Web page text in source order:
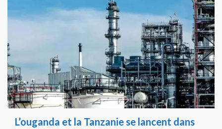
L’ouganda et la Tanzanie se lancent dans